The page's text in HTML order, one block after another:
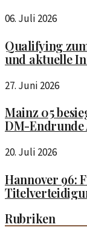
06. Juli 2026
Qualifying
und aktuelle
27. Juni 2026
Mainz 05
DM-Endrunde
20. Juli 2026
Hannover 96:
Rubriken